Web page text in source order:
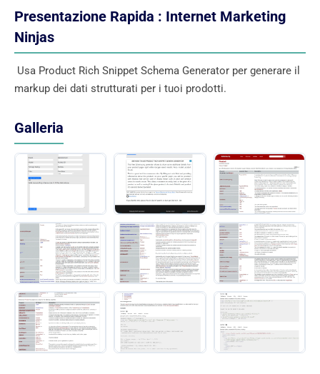
Presentazione Rapida : Internet Marketing
Ninjas
Usa Product Rich Snippet Schema Generator per generare il
markup dei dati strutturati per i tuoi prodotti.
Galleria